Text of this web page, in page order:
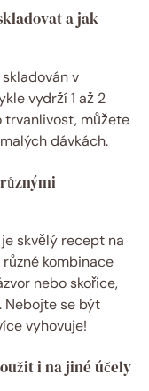
a jak
v
vydrží 1 až 2
trvanlivost, můžete
dávkách.
skvělý recept na
kombinace
nebo skořice,
Nebojte se být
vyhovuje!
i na jiné účely